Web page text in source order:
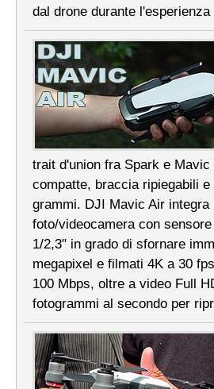
dal drone durante
trait d'union fra Spark e
compatte, braccia ripiegabili
grammi. DJI Mavic Air integra
foto/videocamera con
1/2,3" in grado di sfornare
megapixel e filmati 4K a 30
100 Mbps, oltre a video Full
fotogrammi al secondo per